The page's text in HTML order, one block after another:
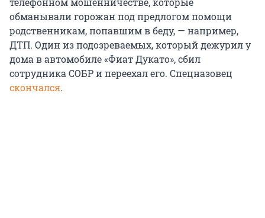
обманывали горожан под предлогом помощи
родственникам, попавшим в беду, — например,
ДТП. Один из подозреваемых, который дежурил у
дома в автомобиле «Фиат Дукато», сбил
сотрудника СОБР и переехал его. Спецназовец
скончался.